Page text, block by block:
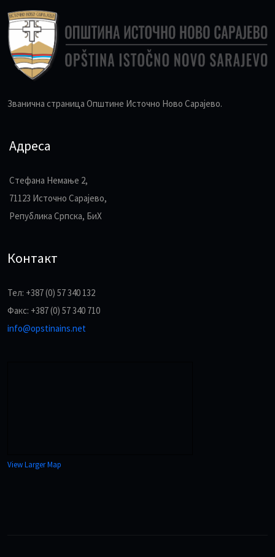
Званична страница Општине Источно Ново Сарајево.
Адреса
Стефана Немање 2,
71123 Источно Сарајево,
Република Српска, БиХ
Контакт
Тел: +387 (0) 57 340 132
Факс: +387 (0) 57 340 710
info@opstinains.net
View Larger Map